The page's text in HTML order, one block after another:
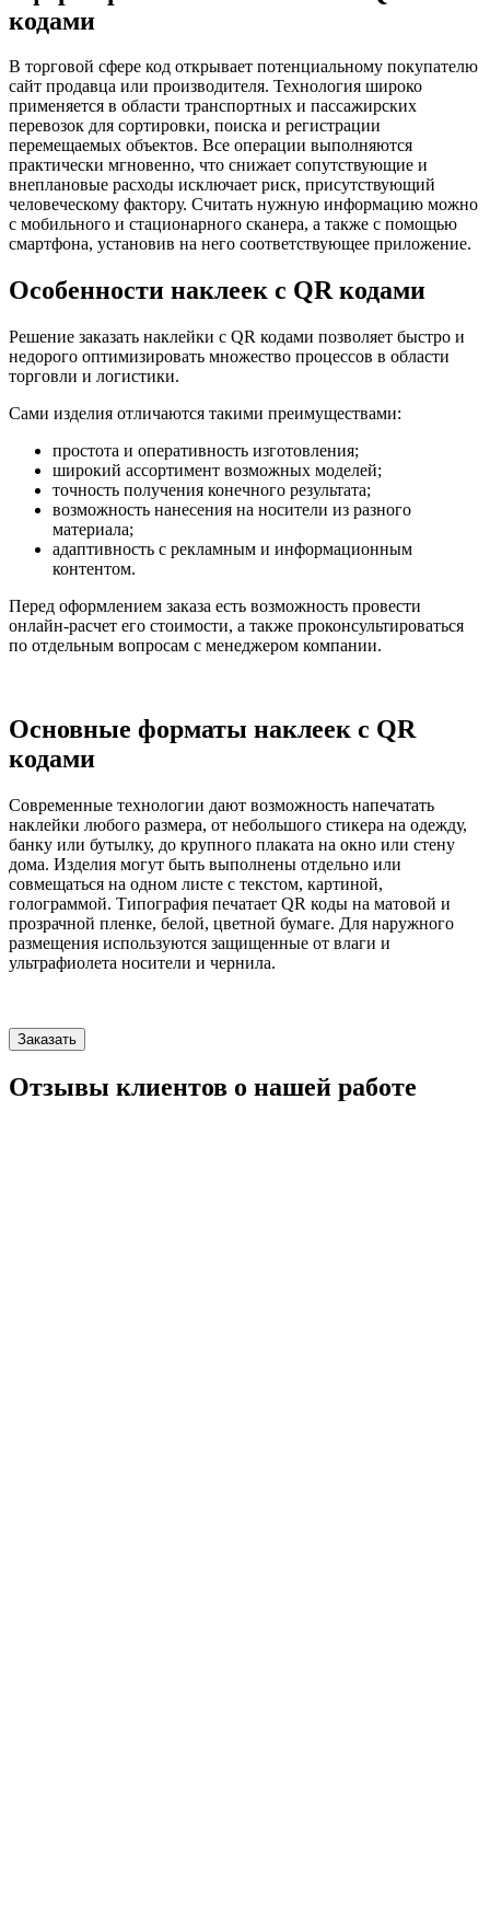
кодами
В торговой сфере код открывает потенциальному покупателю
сайт продавца или производителя. Технология широко
применяется в области транспортных и пассажирских
перевозок для сортировки, поиска и регистрации
перемещаемых объектов. Все операции выполняются
практически мгновенно, что снижает сопутствующие и
внеплановые расходы исключает риск, присутствующий
человеческому фактору. Считать нужную информацию можно
с мобильного и стационарного сканера, а также с помощью
смартфона, установив на него соответствующее приложение.
Особенности наклеек с QR кодами
Решение заказать наклейки с QR кодами позволяет быстро и
недорого оптимизировать множество процессов в области
торговли и логистики.
Сами изделия отличаются такими преимуществами:
простота и оперативность изготовления;
широкий ассортимент возможных моделей;
точность получения конечного результата;
возможность нанесения на носители из разного
материала;
адаптивность с рекламным и информационным
контентом.
Перед оформлением заказа есть возможность провести
онлайн-расчет его стоимости, а также проконсультироваться
по отдельным вопросам с менеджером компании.
Основные форматы наклеек с QR
кодами
Современные технологии дают возможность напечатать
наклейки любого размера, от небольшого стикера на одежду,
банку или бутылку, до крупного плаката на окно или стену
дома. Изделия могут быть выполнены отдельно или
совмещаться на одном листе с текстом, картиной,
голограммой. Типография печатает QR коды на матовой и
прозрачной пленке, белой, цветной бумаге. Для наружного
размещения используются защищенные от влаги и
ультрафиолета носители и чернила.
Заказать
Отзывы клиентов о нашей работе